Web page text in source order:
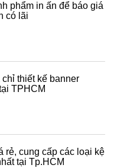
phẩm in ấn để báo giá
có lãi
thiết kế banner
TPHCM
rẻ, cung cấp các loại kệ
tại Tp.HCM